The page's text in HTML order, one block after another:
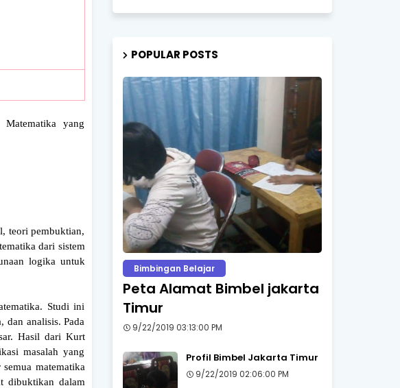
yang
teori pembuktian,
dari sistem
logika untuk
Studi ini
dan analisis. Pada
Hasil dari Kurt
masalah yang
matematika
dibuktikan dalam
POPULAR POSTS
Bimbingan Belajar
Peta Alamat Bimbel jakarta
Timur
9/22/2019 03:13:00 PM
Profil Bimbel Jakarta Timur
9/22/2019 02:06:00 PM